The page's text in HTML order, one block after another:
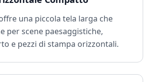
una piccola tela larga che
per scene paesaggistiche,
e pezzi di stampa orizzontali.